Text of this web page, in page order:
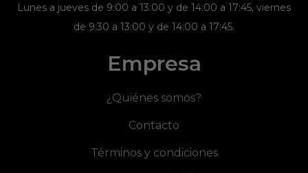
Lunes a jueves de 9:00 a 13:00 y de 14:00 a 17:45, viernes
de 9:30 a 13:00 y de 14:00 a 17:45.
Empresa
¿Quiénes somos?
Contacto
Términos y condiciones